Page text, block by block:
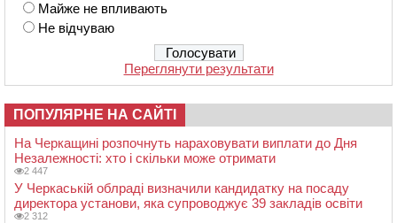
Майже не впливають
Не відчуваю
Переглянути результати
ПОПУЛЯРНЕ НА САЙТІ
На Черкащині розпочнуть нараховувати виплати до Дня
Незалежності: хто і скільки може отримати
2 447
У Черкаській облраді визначили кандидатку на посаду
директора установи, яка супроводжує 39 закладів освіти
2 312